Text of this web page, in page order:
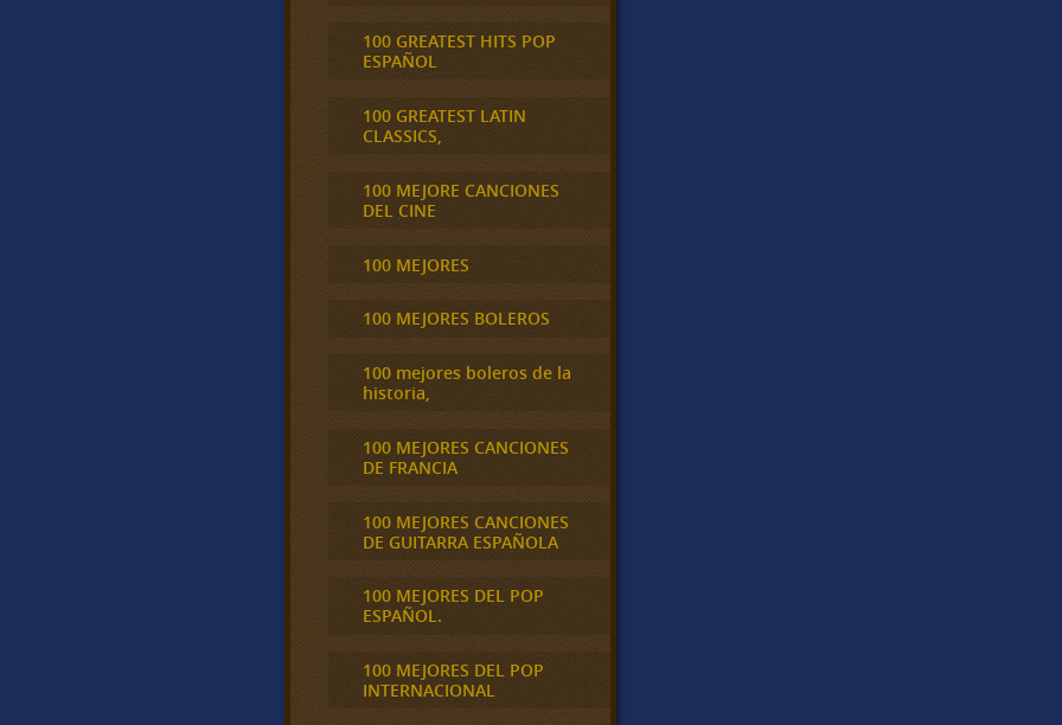
100 GREATEST HITS POP
ESPAÑOL
100 GREATEST LATIN
CLASSICS,
100 MEJORE CANCIONES
DEL CINE
100 MEJORES
100 MEJORES BOLEROS
100 mejores boleros de la
historia,
100 MEJORES CANCIONES
DE FRANCIA
100 MEJORES CANCIONES
DE GUITARRA ESPAÑOLA
100 MEJORES DEL POP
ESPAÑOL.
100 MEJORES DEL POP
INTERNACIONAL